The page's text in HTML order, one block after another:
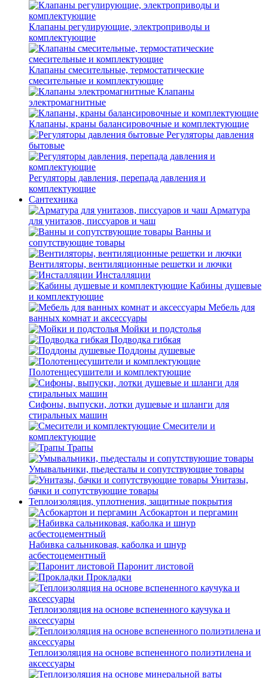
Клапаны регулирующие, электроприводы и
комплектующие
Клапаны смесительные, термостатические
смесительные и комплектующие
Клапаны
электромагнитные
Клапаны, краны балансировочные и комплектующие
Регуляторы давления
бытовые
Регуляторы давления, перепада давления и
комплектующие
Сантехника
Арматура
для унитазов, писсуаров и чаш
Ванны и
сопутствующие товары
Вентиляторы, вентиляционные решетки и лючки
Инсталляции
Кабины душевые
и комплектующие
Мебель для
ванных комнат и аксессуары
Мойки и подстолья
Подводка гибкая
Поддоны душевые
Полотенцесушители и комплектующие
Сифоны, выпуски, лотки душевые и шланги для
стиральных машин
Смесители и
комплектующие
Трапы
Умывальники, пьедесталы и сопутствующие товары
Унитазы,
бачки и сопутствующие товары
Теплоизоляция, уплотнения, защитные покрытия
Асбокартон и пергамин
Набивка сальниковая, каболка и шнур
асбестоцементный
Паронит листовой
Прокладки
Теплоизоляция на основе вспененного каучука и
аксессуары
Теплоизоляция на основе вспененного полиэтилена и
аксессуары